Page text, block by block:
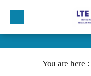
You are here :